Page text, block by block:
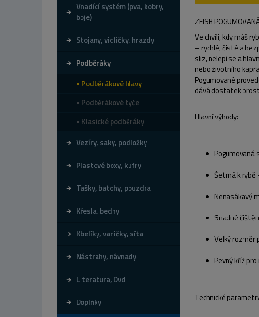
Vnadící systém (pva, kobry,
boje)
Stojany, vidličky, hrazdy
Podběráky
Podběrákové hlavy
Podběrákové tyče
Klasické podběráky
Vezíry, saky, podložky
Plastové boxy, kufry
Tašky, batohy, pouzdra
Křesla, bedny
Kbelíky, vaničky, síta
Nástrahy, návnady
Literatura, Dvd
Doplňky
ZFISH
Ve chvíli, kdy máš
– rychlé, čisté a
sliz, nelepí se a
nebo životního
Pogumované
dává dostatek
Hlavní výhody:
Pogumovaná
Šetrná k rybě
Nenasákavý
Snadné
Velký rozměr
Pevný kříž
Technické